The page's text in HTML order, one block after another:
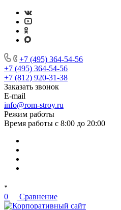
+7 (495) 364-54-56
+7 (495) 364-54-56
+7 (812) 920-31-38
Заказать звонок
E-mail
info@rom-stroy.ru
Режим работы
Время работы с 8:00 до 20:00
0 Сравнение